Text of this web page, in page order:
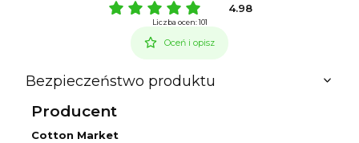
4.98
Liczba ocen: 101
Oceń i opisz
Bezpieczeństwo produktu
Producent
Cotton Market